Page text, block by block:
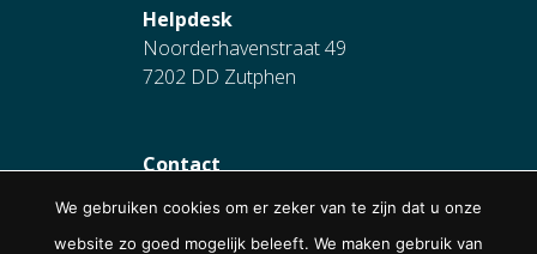
Helpdesk
Noorderhavenstraat 49
7202 DD Zutphen
Contact
helpdesk@lokaalkerstpakket.
We gebruiken cookies om er zeker van te zijn dat u onze
website zo goed mogelijk beleeft. We maken gebruik van